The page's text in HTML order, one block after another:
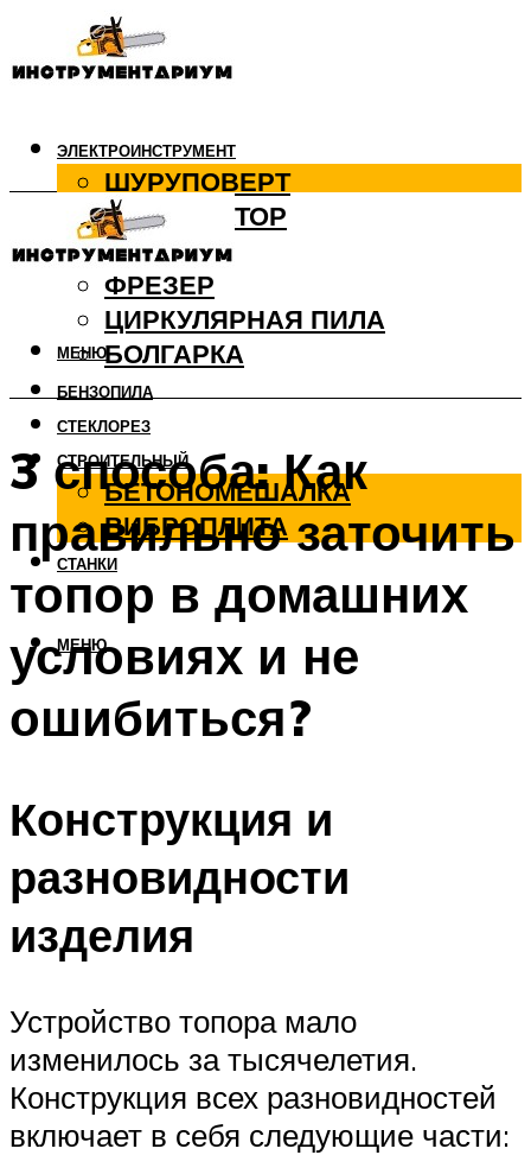
ЭЛЕКТРОИНСТРУМЕНТ
ШУРУПОВЕРТ
ПЕРФОРАТОР
ДРЕЛЬ
ФРЕЗЕР
ЦИРКУЛЯРНАЯ ПИЛА
БОЛГАРКА
БЕНЗОПИЛА
СТЕКЛОРЕЗ
СТРОИТЕЛЬНЫЙ
БЕТОНОМЕШАЛКА
ВИБРОПЛИТА
СТАНКИ
МЕНЮ
МЕНЮ
3 способа: Как
правильно заточить
топор в домашних
условиях и не
ошибиться?
Конструкция и
разновидности
изделия
Устройство топора мало
изменилось за тысячелетия.
Конструкция всех разновидностей
включает в себя следующие части: